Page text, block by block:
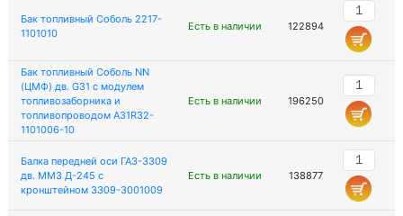
Бак топливный Соболь 2217-
1101010
Есть в наличии 122894
Бак топливный Соболь NN
(ЦМФ) дв. G31 с модулем
топливозаборника и
топливопроводом А31R32-
1101006-10
Есть в наличии 196250
Балка передней оси ГАЗ-3309
дв. ММЗ Д-245 с
кронштейном 3309-3001009
Есть в наличии 138877